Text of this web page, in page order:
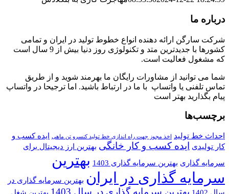
درباره ما
شرکت سارگن ارائه دهنده انواع خطوط تولید در ایران و تمامی
کشورها با جدیدترین متد و تکنولوژی روز دنیا بیش از 9 سال است
که مشغول فعالیت است.
شما می توانید از مشاورات رایگان ما بهرمند شوید و از طریق
تماس تلفنی یا واتساپ با ما در ارتباط باشید. اما ترجیحا در واتساپ
پیام بگذارید بهتر است
برچسب‌ها
احداث خط تولید اخذ مجوز جهت راه اندازی خط تولید کنسرو تن ماهی ایده کسب و
کار تولیدی
ایده کسب و کار خانگی بهترین ارز دیجیتال برای
سرمایه گذاری بهترین سرمایه گذاری 1403
بهترین
سرمایه گذاری در ایران بهترین سرمایه گذاری در
بهترین سرمایه گذاری در سال 1403